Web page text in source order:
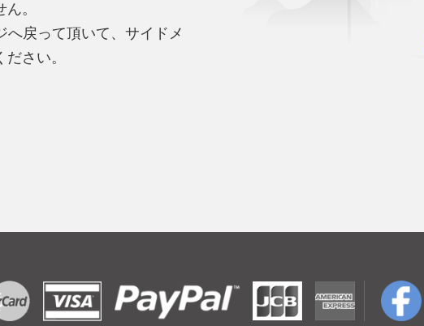
。
戻って頂いて、サイドメ
さい。